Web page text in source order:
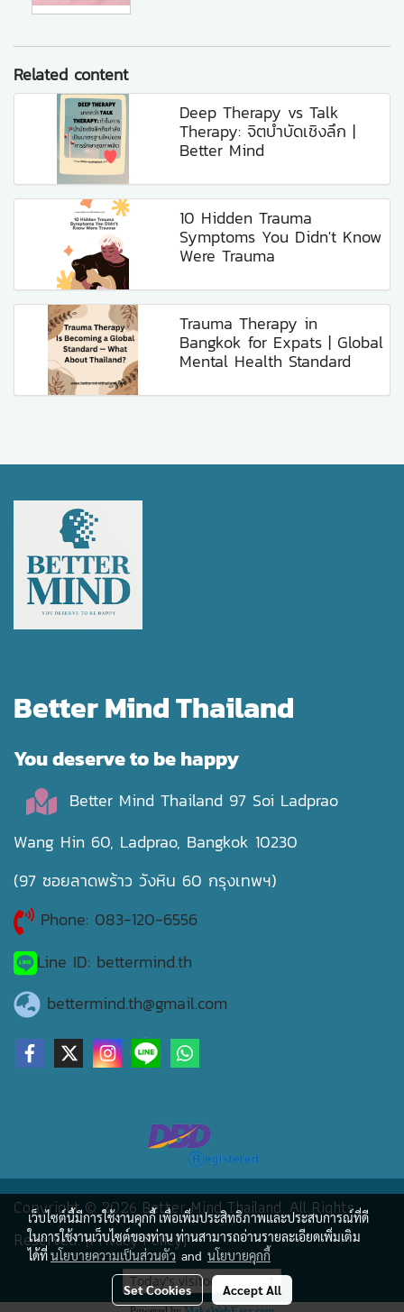
Related content
Deep Therapy vs Talk
Therapy: จิตบำบัดเชิงลึก |
Better Mind
10 Hidden Trauma
Symptoms You Didn't Know
Were Trauma
Trauma Therapy in
Bangkok for Expats | Global
Mental Health Standard
Better Mind Thailand
You deserve to be happy
Better Mind Thailand 97 Soi Ladprao
Wang Hin 60, Ladprao, Bangkok 10230
(97 ซอยลาดพร้าว วังหิน 60 กรุงเทพฯ)
Phone: 083-120-6556
Line ID: bettermind.th
bettermind.th@gmail.com
Copyright © 2026 Better Mind Thailand. All Rights
Reserved. [Privacy Policy]
Today's visitor
เว็บไซต์นี้มีการใช้งานคุกกี้ เพื่อเพิ่มประสิทธิภาพและประสบการณ์ที่ดี
ในการใช้งานเว็บไซต์ของท่าน ท่านสามารถอ่านรายละเอียดเพิ่มเติม
ได้ที่นโยบายความเป็นส่วนตัว and นโยบายคุกกี้
Set Cookies Accept All